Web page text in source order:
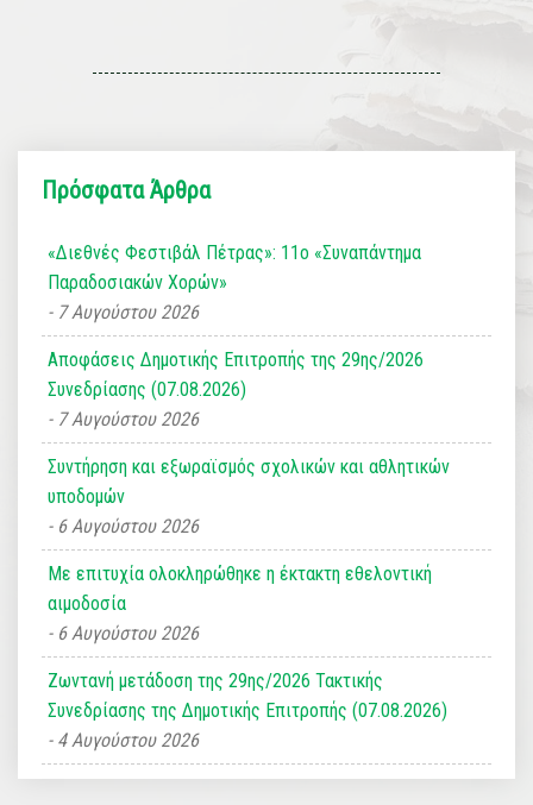
Πρόσφατα Άρθρα
«Διεθνές Φεστιβάλ Πέτρας»: 11ο «Συναπάντημα
Παραδοσιακών Χορών»
7 Αυγούστου 2026
Αποφάσεις Δημοτικής Επιτροπής της 29ης/2026
Συνεδρίασης (07.08.2026)
7 Αυγούστου 2026
Συντήρηση και εξωραϊσμός σχολικών και αθλητικών
υποδομών
6 Αυγούστου 2026
Με επιτυχία ολοκληρώθηκε η έκτακτη εθελοντική
αιμοδοσία
6 Αυγούστου 2026
Ζωντανή μετάδοση της 29ης/2026 Τακτικής
Συνεδρίασης της Δημοτικής Επιτροπής (07.08.2026)
4 Αυγούστου 2026